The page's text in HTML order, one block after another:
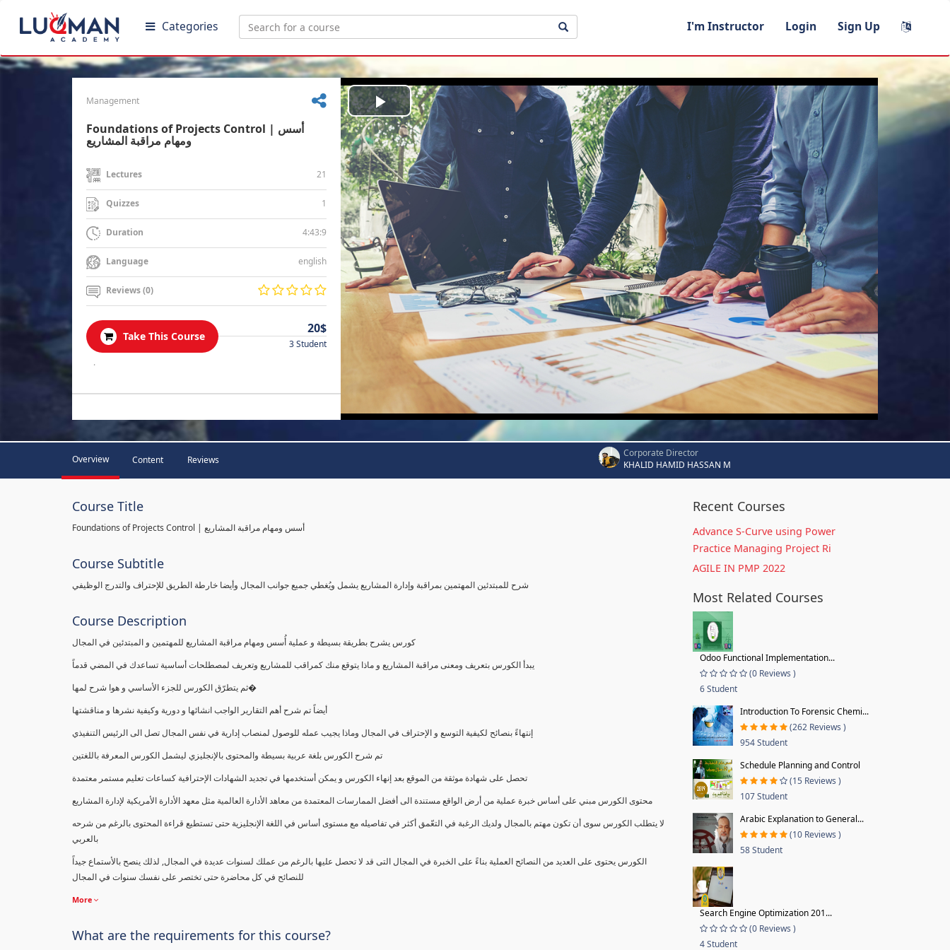
Categories I'm Instructor Login Sign Up
Management
Foundations of Projects Control | أسس
ومهام مراقبة المشاريع
Lectures 21
Quizzes 1
Duration 4:43:9
Language english
Reviews (0)
Take This Course
20$
3 Student
.
Play
Video
Overview Content Reviews
Corporate Director
KHALID HAMID HASSAN M
Course Title
Foundations of Projects Control | أسس ومهام مراقبة المشاريع
Course Subtitle
شرح للمبتدئين المهتمين بمراقبة وإدارة المشاريع يشمل ويُغطي جميع جوانب المجال وأيضا خارطة الطريق للإحتراف والتدرج الوظيفي
Course Description
كورس يشرح بطريقة بسيطة و عملية أُسس ومهام مراقبة المشاريع للمهتمين و المبتدئين في المجال
يبدأ الكورس بتعريف ومعنى مراقبة المشاريع و ماذا يتوقع منك كمراقب للمشاريع وتعريف لمصطلحات أساسية تساعدك في المضي قدماً
ثم يتطرّق الكورس للجزء الأساسي و هوا شرح لمها�
أيضاً تم شرح أهم التقارير الواجب انشائها و دورية وكيفية نشرها و مناقشتها
إنتهاءً بنصائح لكيفية التوسع و الإحتراف في المجال وماذا يجيب عمله للوصول لمنصاب إدارية في نفس المجال تصل الى الرئيس التنفيذي
تم شرح الكورس بلغة عربية بسيطة والمحتوى بالإنجليزي ليشمل الكورس المعرفة باللغتين
تحصل على شهادة موثقة من الموقع بعد إنهاء الكورس و يمكن أستخدمها في تجديد الشهادات الإحترافية كساعات تعليم مستمر معتمدة
محتوى الكورس مبني على أساس خبرة عملية من أرض الواقع مستندة الى أفضل الممارسات المعتمدة من معاهد الأدارة العالمية مثل معهد الأدارة الأمريكية لإدارة المشاريع
لا يتطلب الكورس سوى أن تكون مهتم بالمجال ولديك الرغبة في التعّمق أكثر في تفاصيله مع مستوى أساس في اللغة الإنجليزية حتى تستطيع قراءة المحتوى بالرغم من شرحه
بالعربي
الكورس يحتوى على العديد من النصائح العملية بناءً على الخبرة في المجال التى قد لا تحصل عليها بالرغم من عملك لسنوات عديدة في المجال, لذلك ينصح بالأستماع جيداً
للنصائح في كل محاضرة حتى تختصر على نفسك سنوات في المجال
More
What are the requirements for this course?
Recent Courses
Advance S-Curve using Power
Practice Managing Project Ri
AGILE IN PMP 2022
Most Related Courses
Odoo Functional Implementation...
(0 Reviews )
6 Student
Introduction To Forensic Chemi...
(262 Reviews )
954 Student
Schedule Planning and Control
(15 Reviews )
107 Student
Arabic Explanation to General...
(10 Reviews )
58 Student
Search Engine Optimization 201...
(0 Reviews )
4 Student